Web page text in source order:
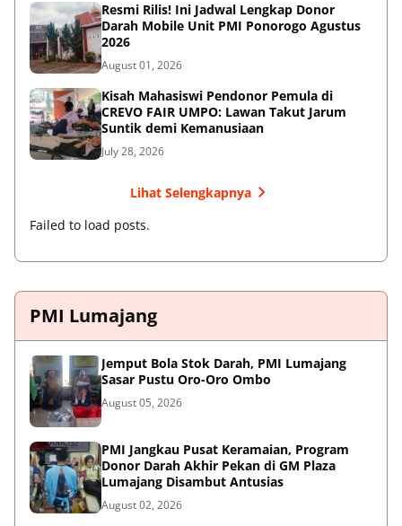
Resmi Rilis! Ini Jadwal Lengkap Donor
Darah Mobile Unit PMI Ponorogo Agustus
2026
August 01, 2026
Kisah Mahasiswi Pendonor Pemula di
CREVO FAIR UMPO: Lawan Takut Jarum
Suntik demi Kemanusiaan
July 28, 2026
Lihat Selengkapnya
Failed to load posts.
PMI Lumajang
Jemput Bola Stok Darah, PMI Lumajang
Sasar Pustu Oro-Oro Ombo
August 05, 2026
PMI Jangkau Pusat Keramaian, Program
Donor Darah Akhir Pekan di GM Plaza
Lumajang Disambut Antusias
August 02, 2026